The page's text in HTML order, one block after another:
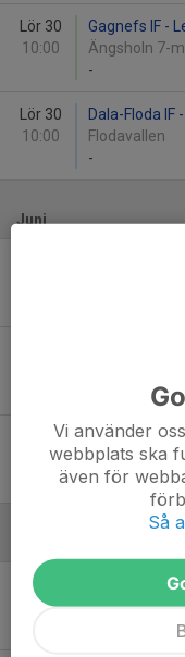
Lör 30
10:00
Gagnefs IF -
Ängsholn 7-m
-
Lör 30
10:00
Dala-Floda IF
Flodavallen
-
Juni
Malungs IF -
Leksands IF
Ons 10
18:00
Svärdsjö IF/
Källängets IP
-
Lör 8
12:00
Leksands IF
Siljansvallen
Vi använder
webbplats ska
även för
Så